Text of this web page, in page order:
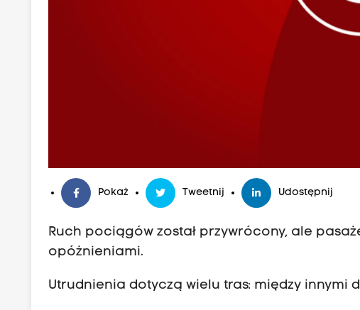
Pokaż Tweetnij Udostępnij
Ruch pociągów został przywrócony, ale
opóżnieniami.
Utrudnienia dotyczą wielu tras: między innymi